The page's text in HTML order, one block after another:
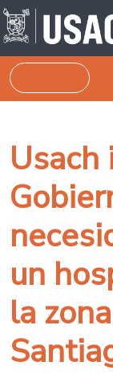
Pasar al contenido
Buscar
un
la